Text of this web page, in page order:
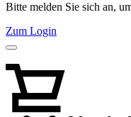
Bitte melden Sie sich an,
Zum Login